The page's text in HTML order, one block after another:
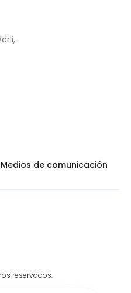
Medios de comunicación
reservados.